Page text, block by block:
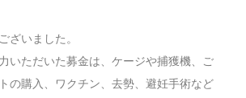
ざいました。
いただいた募金は、ケージや捕獲機、ご
の購入、ワクチン、去勢、避妊手術など